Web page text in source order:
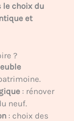
le choix du
et
?
: rénover
neuf.
: choix des